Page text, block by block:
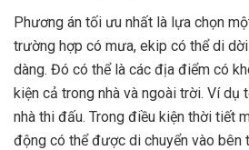
Phương án tối ưu nhất là lựa chọn
trường hợp có mưa, ekip có thể di
dàng. Đó có thể là các địa điểm có
kiện cả trong nhà và ngoài trời. Ví
nhà thi đấu. Trong điều kiện thời tiết
động có thể được di chuyển vào bên